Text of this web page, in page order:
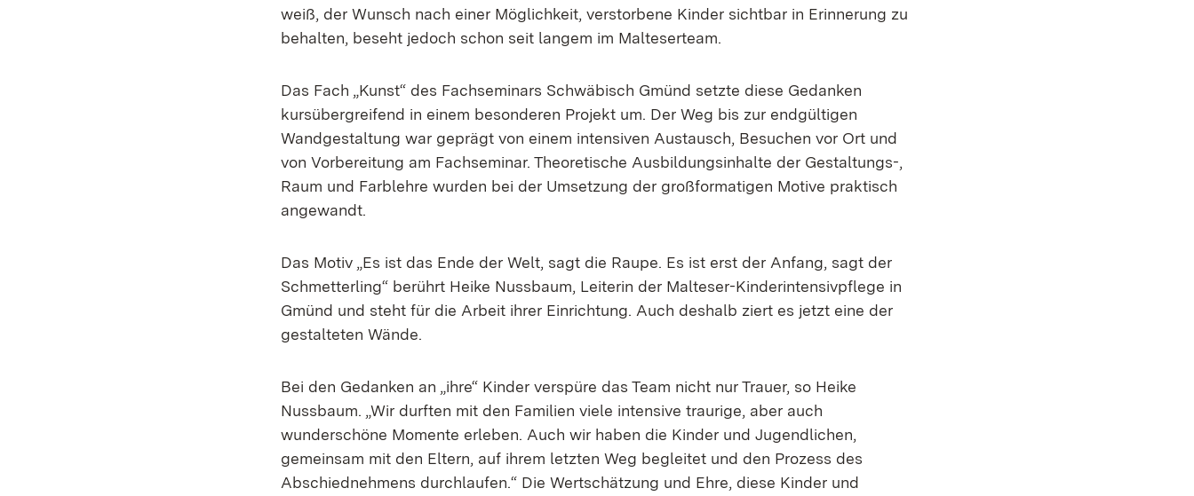
weiß, der Wunsch nach einer Möglichkeit, verstorbene Kinder sichtbar in Erinnerung zu
behalten, beseht jedoch schon seit langem im Malteserteam.
Das Fach „Kunst“ des Fachseminars Schwäbisch Gmünd setzte diese Gedanken
kursübergreifend in einem besonderen Projekt um. Der Weg bis zur endgültigen
Wandgestaltung war geprägt von einem intensiven Austausch, Besuchen vor Ort und
von Vorbereitung am Fachseminar. Theoretische Ausbildungsinhalte der Gestaltungs-,
Raum und Farblehre wurden bei der Umsetzung der großformatigen Motive praktisch
angewandt.
Das Motiv „Es ist das Ende der Welt, sagt die Raupe. Es ist erst der Anfang, sagt der
Schmetterling“ berührt Heike Nussbaum, Leiterin der Malteser-Kinderintensivpflege in
Gmünd und steht für die Arbeit ihrer Einrichtung. Auch deshalb ziert es jetzt eine der
gestalteten Wände.
Bei den Gedanken an „ihre“ Kinder verspüre das Team nicht nur Trauer, so Heike
Nussbaum. „Wir durften mit den Familien viele intensive traurige, aber auch
wunderschöne Momente erleben. Auch wir haben die Kinder und Jugendlichen,
gemeinsam mit den Eltern, auf ihrem letzten Weg begleitet und den Prozess des
Abschiednehmens durchlaufen.“ Die Wertschätzung und Ehre, diese Kinder und